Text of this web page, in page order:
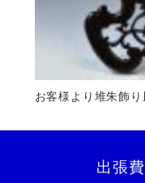
お客様より堆朱飾り
出張